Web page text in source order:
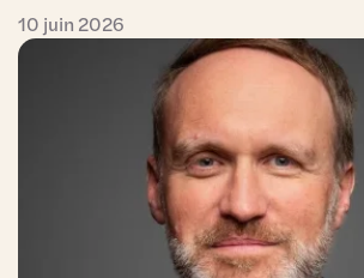
10 juin 2026